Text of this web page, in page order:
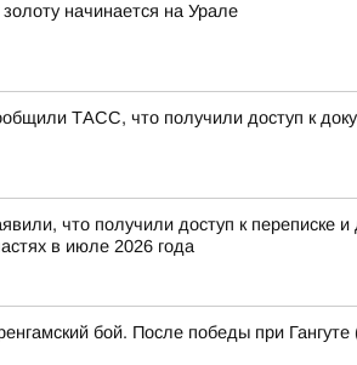
начинается на Урале
ТАСС, что получили доступ к
что получили доступ к
в июле 2026 года
бой. После победы при